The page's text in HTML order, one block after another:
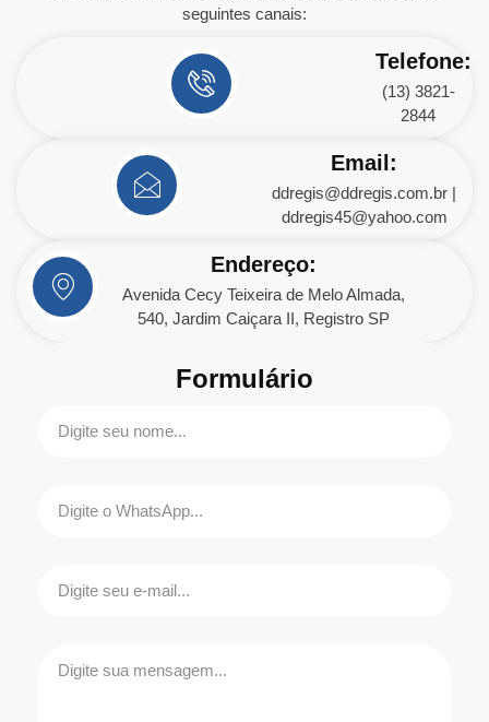
seguintes canais:
Telefone:
(13) 3821-
2844
Email:
ddregis@ddregis.com.br |
ddregis45@yahoo.com
Endereço:
Avenida Cecy Teixeira de Melo Almada,
540, Jardim Caiçara II, Registro SP
Formulário